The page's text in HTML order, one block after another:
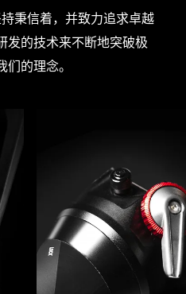
秉信着，并致力追求卓越
发的技术来不断地突破极
们的理念。